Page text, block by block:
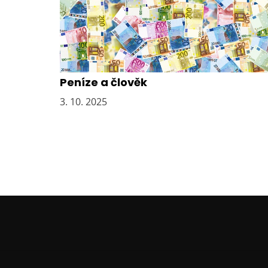
í
s
p
ě
v
e
k
Peníze a člověk
3. 10. 2025